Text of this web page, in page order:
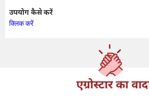
उपयोग कैसे करें
क्लिक करें